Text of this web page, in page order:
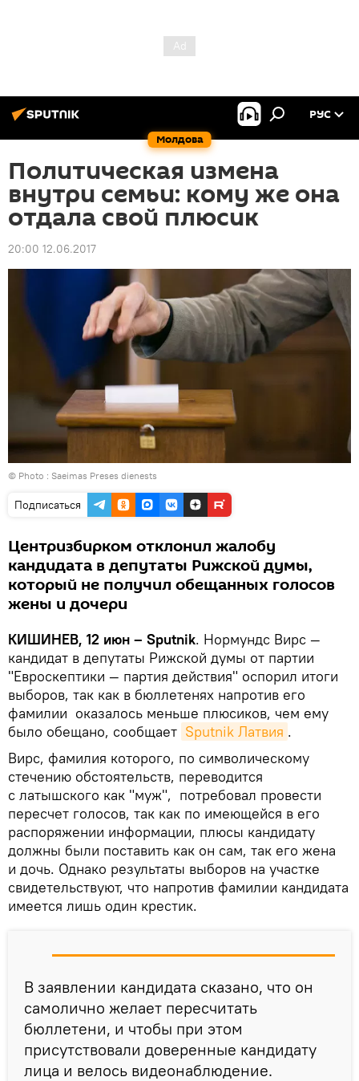
Молдова
РУС
Политическая измена
внутри семьи: кому же она
отдала свой плюсик
20:00 12.06.2017
© Photo : Saeimas Preses dienests
Подписаться
Центризбирком отклонил жалобу
кандидата в депутаты Рижской думы,
который не получил обещанных голосов
жены и дочери
КИШИНЕВ, 12 июн – Sputnik. Нормундс Вирс —
кандидат в депутаты Рижской думы от партии
"Евроскептики — партия действия" оспорил итоги
выборов, так как в бюллетенях напротив его
фамилии оказалось меньше плюсиков, чем ему
было обещано, сообщает Sputnik Латвия .
Вирс, фамилия которого, по символическому
стечению обстоятельств, переводится
с латышского как "муж", потребовал провести
пересчет голосов, так как по имеющейся в его
распоряжении информации, плюсы кандидату
должны были поставить как он сам, так его жена
и дочь. Однако результаты выборов на участке
свидетельствуют, что напротив фамилии кандидата
имеется лишь один крестик.
В заявлении кандидата сказано, что он
самолично желает пересчитать
бюллетени, и чтобы при этом
присутствовали доверенные кандидату
лица и велось видеонаблюдение.